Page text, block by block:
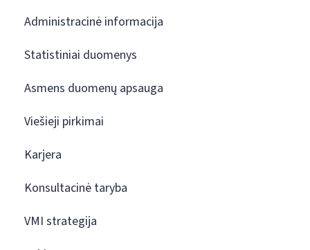
Administracinė informacija
Statistiniai duomenys
Asmens duomenų apsauga
Viešieji pirkimai
Karjera
Konsultacinė taryba
VMI strategija